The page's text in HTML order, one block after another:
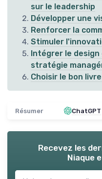
sur le leadership
Développer une
Renforcer la
Stimuler
Intégrer le design
stratégie
Choisir le bon
Résumer ChatGPT
Recevez les
Niaque